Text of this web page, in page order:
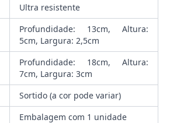
Ultra resistente
Profundidade: 13cm, Altura:
5cm, Largura: 2,5cm
Profundidade: 18cm, Altura:
7cm, Largura: 3cm
Sortido (a cor pode variar)
Embalagem com 1 unidade